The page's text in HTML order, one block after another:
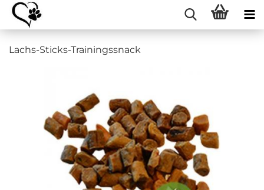
Lachs-Sticks-Trainingssnack